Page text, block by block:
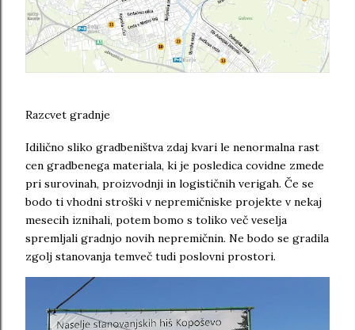
Razcvet gradnje
Idilično sliko gradbeništva zdaj kvari le nenormalna rast
cen gradbenega materiala, ki je posledica covidne zmede
pri surovinah, proizvodnji in logističnih verigah. Če se
bodo ti vhodni stroški v nepremičniske projekte v nekaj
mesecih iznihali, potem bomo s toliko več veselja
spremljali gradnjo novih nepremičnin. Ne bodo se gradila
zgolj stanovanja temveč tudi poslovni prostori.